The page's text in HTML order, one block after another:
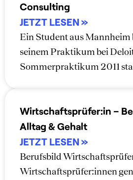
Consulting
Ein Student aus Mannheim
seinem Praktikum bei
Sommerpraktikum 2011
Wirtschaftsprüfer:in –
Alltag & Gehalt
Berufsbild
Wirtschaftsprüfer:innen